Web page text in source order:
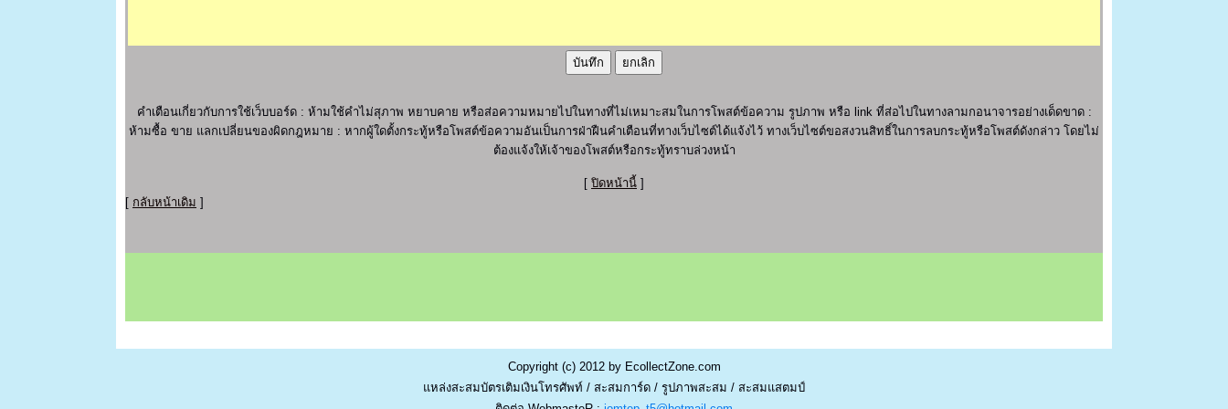
คำเตือนเกี่ยวกับการใช้เว็บบอร์ด : ห้ามใช้คำไม่สุภาพ หยาบคาย หรือส่อความหมายไปในทางที่ไม่เหมาะสมในการโพสต์ข้อความ รูปภาพ หรือ link ที่ส่อไปในทางลามกอนาจารอย่างเด็ดขาด :
ห้ามซื้อ ขาย แลกเปลี่ยนของผิดกฎหมาย : หากผู้ใดตั้งกระทู้หรือโพสต์ข้อความอันเป็นการฝ่าฝืนคำเตือนที่ทางเว็บไซต์ได้แจ้งไว้ ทางเว็บไซต์ขอสงวนสิทธิ์ในการลบกระทู้หรือโพสต์ดังกล่าว โดยไม่
ต้องแจ้งให้เจ้าของโพสต์หรือกระทู้ทราบล่วงหน้า
[ ปิดหน้านี้ ]
[ กลับหน้าเดิม ]
Copyright (c) 2012 by EcollectZone.com
แหล่งสะสมบัตรเติมเงินโทรศัพท์ / สะสมการ์ด / รูปภาพสะสม / สะสมแสตมป์